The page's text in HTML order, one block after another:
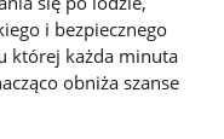
i bezpiecznego
której każda minuta
obniża szanse